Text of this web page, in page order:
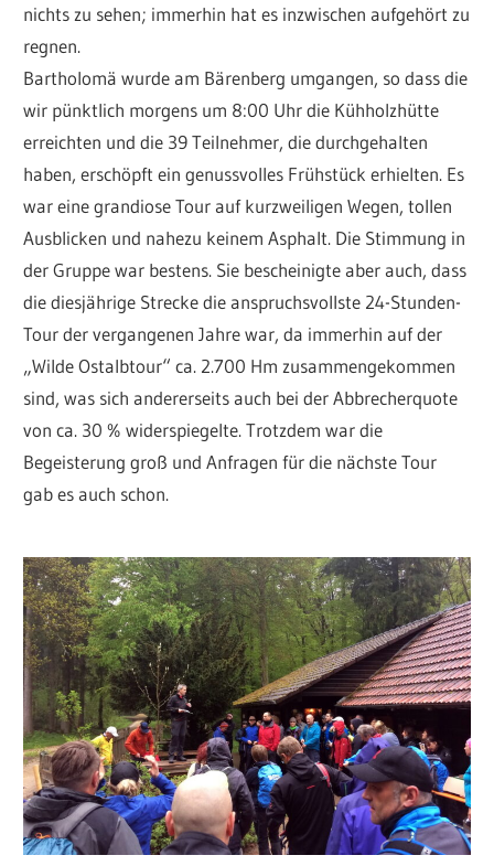
nichts zu sehen; immerhin hat es inzwischen aufgehört zu
regnen.
Bartholomä wurde am Bärenberg umgangen, so dass die
wir pünktlich morgens um 8:00 Uhr die Kühholzhütte
erreichten und die 39 Teilnehmer, die durchgehalten
haben, erschöpft ein genussvolles Frühstück erhielten. Es
war eine grandiose Tour auf kurzweiligen Wegen, tollen
Ausblicken und nahezu keinem Asphalt. Die Stimmung in
der Gruppe war bestens. Sie bescheinigte aber auch, dass
die diesjährige Strecke die anspruchsvollste 24-Stunden-
Tour der vergangenen Jahre war, da immerhin auf der
„Wilde Ostalbtour“ ca. 2.700 Hm zusammengekommen
sind, was sich andererseits auch bei der Abbrecherquote
von ca. 30 % widerspiegelte. Trotzdem war die
Begeisterung groß und Anfragen für die nächste Tour
gab es auch schon.